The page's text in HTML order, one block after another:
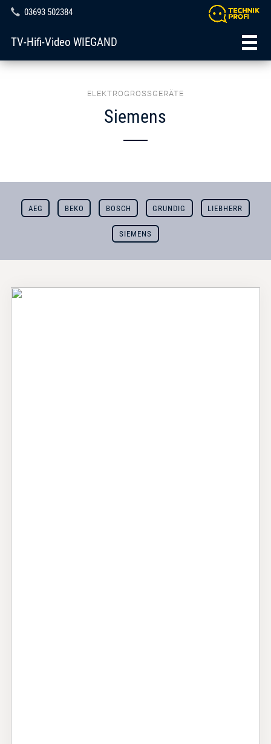
03693 502384
TV-Hifi-Video WIEGAND
ELEKTROGROSSGERÄTE
Siemens
AEG BEKO BOSCH GRUNDIG LIEBHERR
SIEMENS